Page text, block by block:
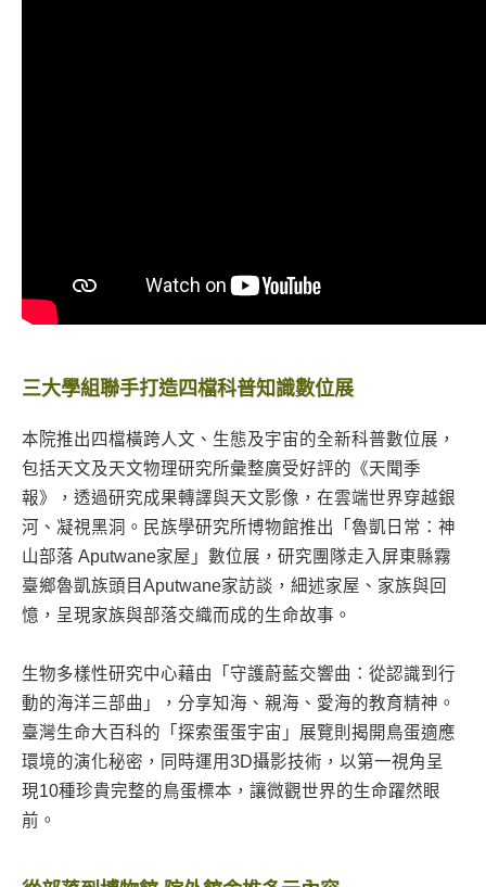
三大學組聯手打造四檔科普知識數位展
本院推出四檔橫跨人文、生態及宇宙的全新科普數位展，
包括天文及天文物理研究所彙整廣受好評的《天聞季
報》，透過研究成果轉譯與天文影像，在雲端世界穿越銀
河、凝視黑洞。民族學研究所博物館推出「魯凱日常：神
山部落 Aputwane家屋」數位展，研究團隊走入屏東縣霧
臺鄉魯凱族頭目Aputwane家訪談，細述家屋、家族與回
憶，呈現家族與部落交織而成的生命故事。
生物多樣性研究中心藉由「守護蔚藍交響曲：從認識到行
動的海洋三部曲」，分享知海、親海、愛海的教育精神。
臺灣生命大百科的「探索蛋蛋宇宙」展覽則揭開鳥蛋適應
環境的演化秘密，同時運用3D攝影技術，以第一視角呈
現10種珍貴完整的鳥蛋標本，讓微觀世界的生命躍然眼
前。